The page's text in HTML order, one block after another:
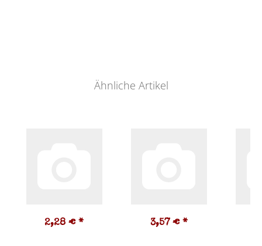
Ähnliche Artikel
2,28 € * 3,57 € *